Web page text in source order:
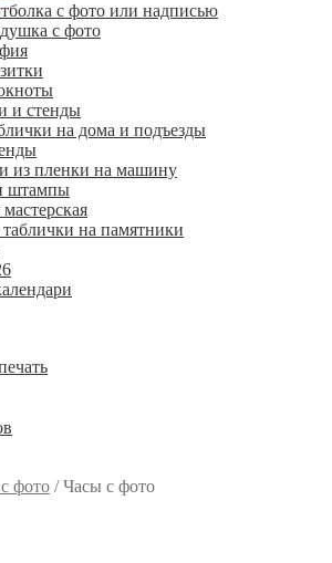
с фото или надписью
с фото
и стенды
на дома и подъезды
из пленки на машину
штампы
на памятники
фото /Часы с фото